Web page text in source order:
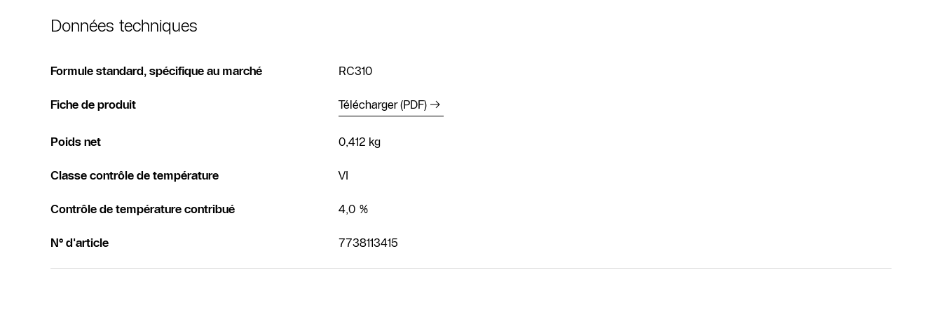
Données techniques
Formule standard, spécifique au marché RC310
Fiche de produit Télécharger (PDF)
Poids net 0,412 kg
Classe contrôle de température VI
Contrôle de température contribué 4,0 %
N° d'article 7738113415